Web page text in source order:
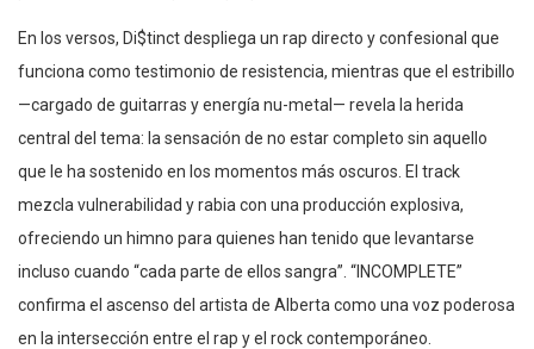
En los versos, Di$tinct despliega un rap directo y confesional que
funciona como testimonio de resistencia, mientras que el estribillo
—cargado de guitarras y energía nu-metal— revela la herida
central del tema: la sensación de no estar completo sin aquello
que le ha sostenido en los momentos más oscuros. El track
mezcla vulnerabilidad y rabia con una producción explosiva,
ofreciendo un himno para quienes han tenido que levantarse
incluso cuando “cada parte de ellos sangra”. “INCOMPLETE”
confirma el ascenso del artista de Alberta como una voz poderosa
en la intersección entre el rap y el rock contemporáneo.